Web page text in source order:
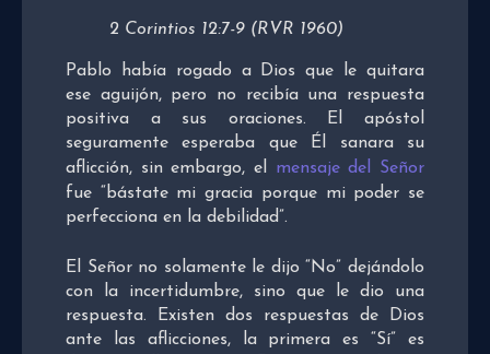
2 Corintios 12:7-9 (RVR 1960)
Pablo había rogado a Dios que le quitara
ese aguijón, pero no recibía una respuesta
positiva a sus oraciones. El apóstol
seguramente esperaba que Él sanara su
aflicción, sin embargo, el mensaje del Señor
fue “bástate mi gracia porque mi poder se
perfecciona en la debilidad”.
El Señor no solamente le dijo “No” dejándolo
con la incertidumbre, sino que le dio una
respuesta. Existen dos respuestas de Dios
ante las aflicciones, la primera es “Sí” es